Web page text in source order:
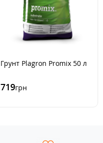
Грунт Plagron Promix 50 л
719грн